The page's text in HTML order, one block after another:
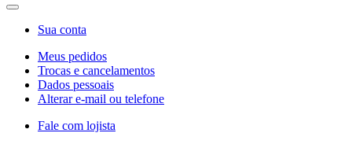
Sua conta
Meus pedidos
Trocas e cancelamentos
Dados pessoais
Alterar e-mail ou telefone
Fale com lojista